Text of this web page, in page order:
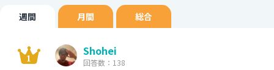
週間 月間 総合
Shohei
回答数：138